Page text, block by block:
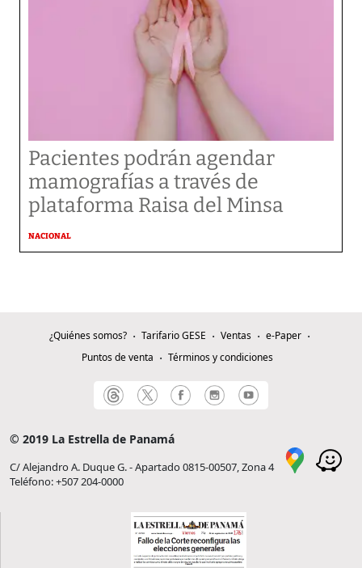
Pacientes podrán agendar
mamografías a través de
plataforma Raisa del Minsa
NACIONAL
¿Quiénes somos? Tarifario GESE Ventas
e-Paper
Puntos de venta
Términos y condiciones
© 2019 La Estrella de Panamá
C/ Alejandro A. Duque G. - Apartado 0815-00507, Zona 4
Teléfono: +507 204-0000